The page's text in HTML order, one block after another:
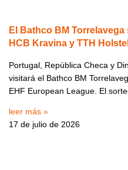
El Bathco BM
HCB Kravina y TTH
Portugal, República Checa y
visitará el Bathco BM
EHF European League. El
leer más »
17 de julio de 2026